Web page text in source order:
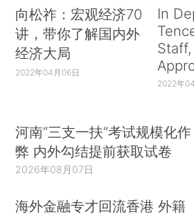
向松祚：宏观经济70
讲，带你了解国内外
经济大局
2022年04月06日
In
Staff,
2022年
河南“三支一扶”考试规模化作
弊 内外勾结提前获取试卷
2026年08月07日
海外金融专才回流香港 外籍